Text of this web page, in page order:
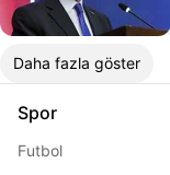
Daha fazla göster
Spor
Futbol